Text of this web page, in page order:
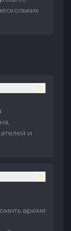
и
время